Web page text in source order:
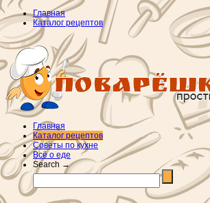
Главная
Каталог рецептов
Главная
Каталог рецептов
Советы по кухне
Всё о еде
Search →